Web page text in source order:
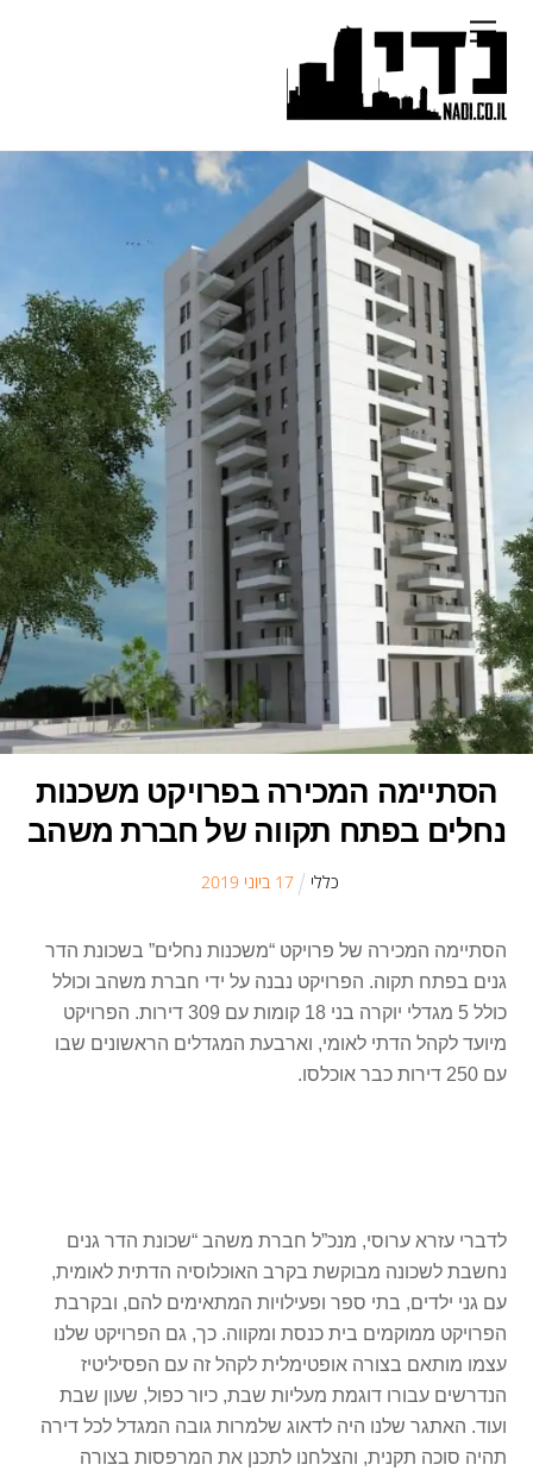
content
Menu
הסתיימה המכירה בפרויקט משכנות
נחלים בפתח תקווה של חברת משהב
כללי 17 ביוני 2019
הסתיימה המכירה של פרויקט “משכנות נחלים” בשכונת הדר
גנים בפתח תקוה. הפרויקט נבנה על ידי חברת משהב וכולל
כולל 5 מגדלי יוקרה בני 18 קומות עם 309 דירות. הפרויקט
מיועד לקהל הדתי לאומי, וארבעת המגדלים הראשונים שבו
עם 250 דירות כבר אוכלסו.
לדברי עזרא ערוסי, מנכ”ל חברת משהב “שכונת הדר גנים
נחשבת לשכונה מבוקשת בקרב האוכלוסיה הדתית לאומית,
עם גני ילדים, בתי ספר ופעילויות המתאימים להם, ובקרבת
הפרויקט ממוקמים בית כנסת ומקווה. כך, גם הפרויקט שלנו
עצמו מותאם בצורה אופטימלית לקהל זה עם הפסיליטיז
הנדרשים עבורו דוגמת מעליות שבת, כיור כפול, שעון שבת
ועוד. האתגר שלנו היה לדאוג שלמרות גובה המגדל לכל דירה
תהיה סוכה תקנית, והצלחנו לתכנן את המרפסות בצורה